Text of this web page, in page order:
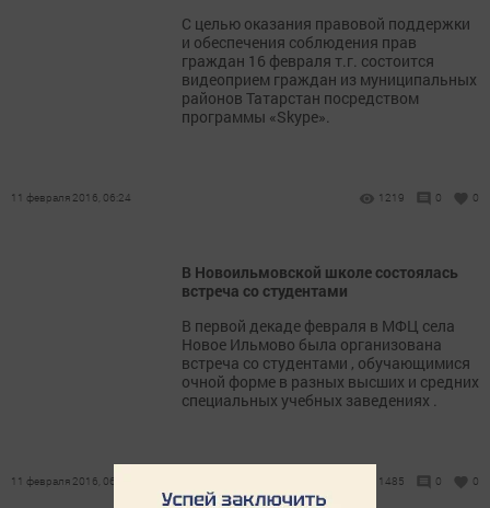
С целью оказания правовой поддержки
и обеспечения соблюдения прав
граждан 16 февраля т.г. состоится
видеоприем граждан из муниципальных
районов Татарстан посредством
программы «Skype».
11 февраля 2016, 06:24 1219 0 0
В Новоильмовской школе состоялась
встреча со студентами
В первой декаде февраля в МФЦ села
Новое Ильмово была организована
встреча со студентами , обучающимися
очной форме в разных высших и средних
специальных учебных заведениях .
11 февраля 2016, 06:15 1485 0 0